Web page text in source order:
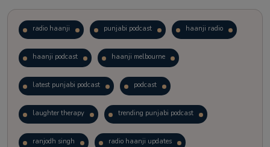
radio haanji punjabi podcast haanji radio
haanji podcast haanji melbourne
latest punjabi podcast podcast
laughter therapy trending punjabi podcast
ranjodh singh radio haanji updates